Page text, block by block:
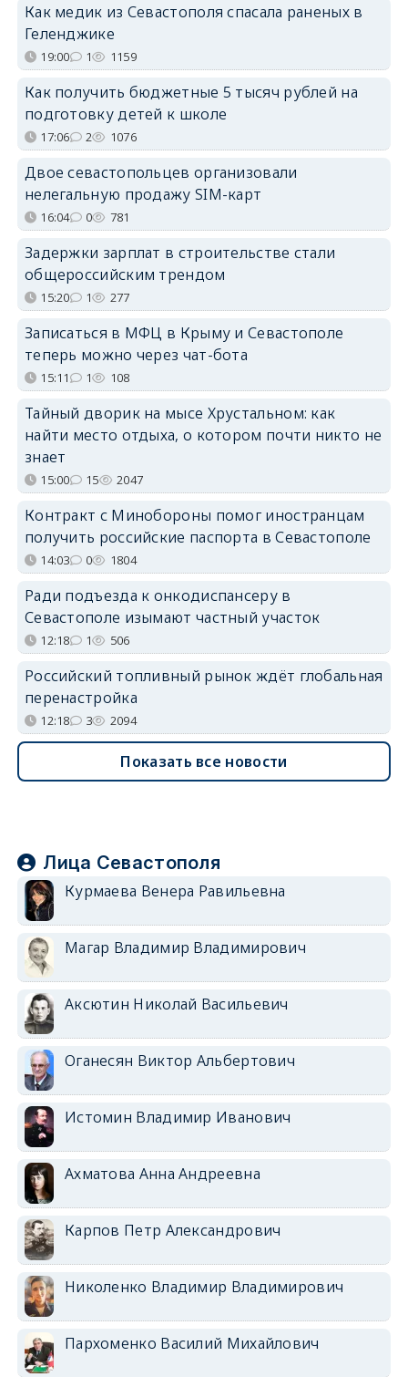
Как медик из Севастополя спасала раненых в
Геленджике
19:00 1 1159
Как получить бюджетные 5 тысяч рублей на
подготовку детей к школе
17:06 2 1076
Двое севастопольцев организовали
нелегальную продажу SIM-карт
16:04 0 781
Задержки зарплат в строительстве стали
общероссийским трендом
15:20 1 277
Записаться в МФЦ в Крыму и Севастополе
теперь можно через чат-бота
15:11 1 108
Тайный дворик на мысе Хрустальном: как
найти место отдыха, о котором почти никто не
знает
15:00 15 2047
Контракт с Минобороны помог иностранцам
получить российские паспорта в Севастополе
14:03 0 1804
Ради подъезда к онкодиспансеру в
Севастополе изымают частный участок
12:18 1 506
Российский топливный рынок ждёт глобальная
перенастройка
12:18 3 2094
Показать все новости
Лица Севастополя
Курмаева Венера Равильевна
Магар Владимир Владимирович
Аксютин Николай Васильевич
Оганесян Виктор Альбертович
Истомин Владимир Иванович
Ахматова Анна Андреевна
Карпов Петр Александрович
Николенко Владимир Владимирович
Пархоменко Василий Михайлович